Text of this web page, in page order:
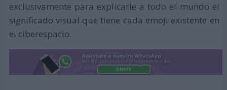
exclusivamente para explicarle a todo el mundo el
significado visual que tiene cada emoji existente en
el ciberespacio.